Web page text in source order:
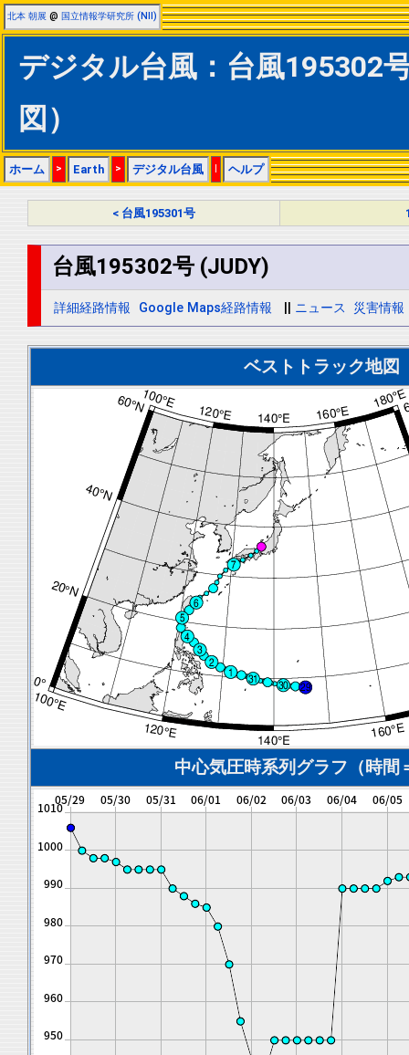
北本 朝展 @ 国立情報学研究所 (NII)
デジタル台風：台風195302
図）
ホーム > Earth > デジタル台風 | ヘルプ
< 台風195301号
台風195302号 (JUDY)
詳細経路情報 Google Maps経路情報 ニュース 災害情報
ベストトラック地図
中心気圧時系列グラフ（時間